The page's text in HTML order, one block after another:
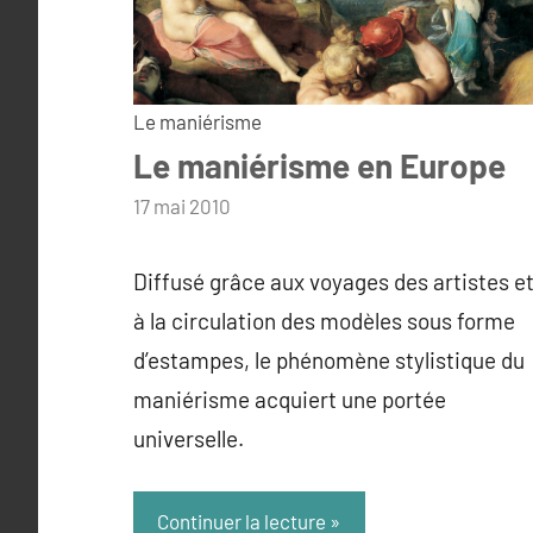
Le maniérisme
Le maniérisme en Europe
par
17 mai 2010
Diffusé grâce aux voyages des artistes et
à la circulation des modèles sous forme
d’estampes, le phénomène stylistique du
maniérisme acquiert une portée
universelle.
Continuer la lecture